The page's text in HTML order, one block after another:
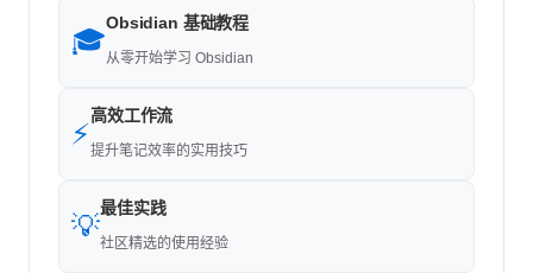
🎓
Obsidian 基础教程
从零开始学习 Obsidian
⚡
高效工作流
提升笔记效率的实用技巧
💡
最佳实践
社区精选的使用经验